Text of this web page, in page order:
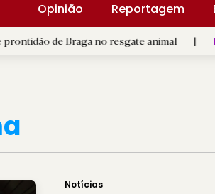
Opinião
Reportagem
no resgate animal | R.Padre
Notícias